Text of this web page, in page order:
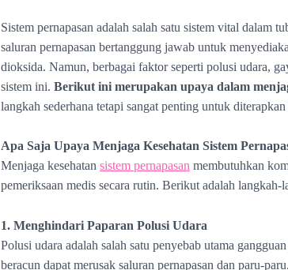
Sistem pernapasan adalah salah satu sistem vital dalam
saluran pernapasan bertanggung jawab untuk
dioksida. Namun, berbagai faktor seperti polusi udara,
sistem ini. Berikut ini merupakan upaya dalam
langkah sederhana tetapi sangat penting untuk
Apa Saja Upaya Menjaga Kesehatan Sistem
Menjaga kesehatan sistem pernapasan membutuhkan
pemeriksaan medis secara rutin. Berikut adalah langkah-
1. Menghindari Paparan Polusi Udara
Polusi udara adalah salah satu penyebab utama
beracun dapat merusak saluran pernapasan dan paru-paru.